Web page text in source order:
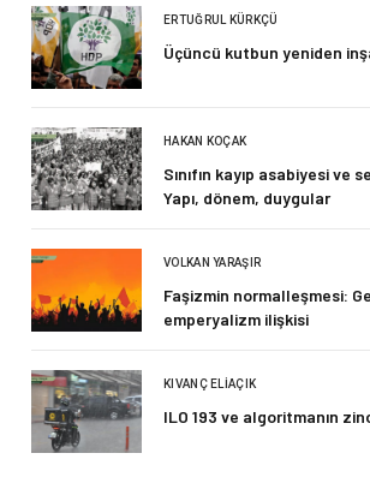
ERTUĞRUL KÜRKÇÜ
Üçüncü kutbun yeniden
HAKAN KOÇAK
Sınıfın kayıp asabiyesi ve
Yapı, dönem, duygular
VOLKAN YARAŞIR
Faşizmin normalleşmesi:
emperyalizm ilişkisi
KIVANÇ ELIAÇIK
ILO 193 ve algoritmanın